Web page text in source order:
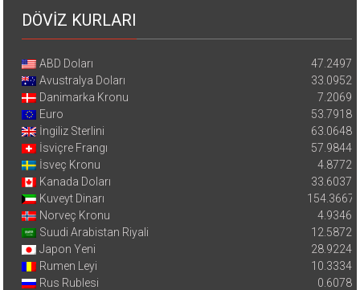
DÖVİZ KURLARI
ABD Doları
47.2497
Avustralya Doları
33.0952
Danimarka Kronu
7.2069
Euro
53.7918
İngiliz Sterlini
63.0648
İsviçre Frangı
57.9844
İsveç Kronu
4.8772
Kanada Doları
33.6037
Kuveyt Dinarı
154.3667
Norveç Kronu
4.9346
Suudi Arabistan Riyali
12.5872
Japon Yeni
28.9224
Rumen Leyi
10.3334
Rus Rublesi
0.6078